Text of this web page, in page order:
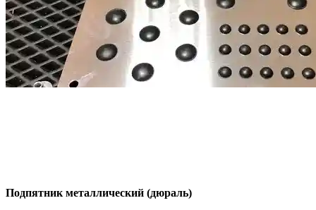
Подпятник металлический (дюраль)